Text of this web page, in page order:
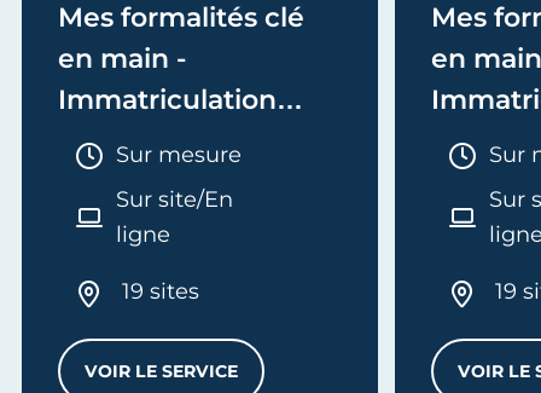
Mes formalités clé
en main -
Immatriculation
(EI/Micro-entreprise
ou réel)
Durée :
Sur mesure
Sur site/En
ligne
19 sites
VOIR LE SERVICEMES FORMALITÉS CLÉ EN MAIN -
Mes
en
Sur
Sur
19
VOIR LE